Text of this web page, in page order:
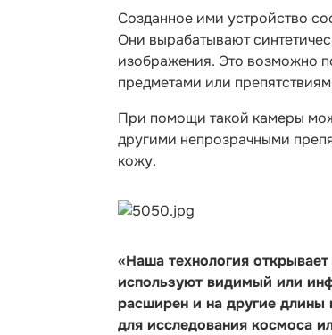
Созданное ими устройство
Они вырабатывают
изображения. Это возможно
предметами или
При помощи такой камеры
другими непрозрачными
кожу.
«Наша технология
используют видимый или
расширен и на другие
для исследования космоса